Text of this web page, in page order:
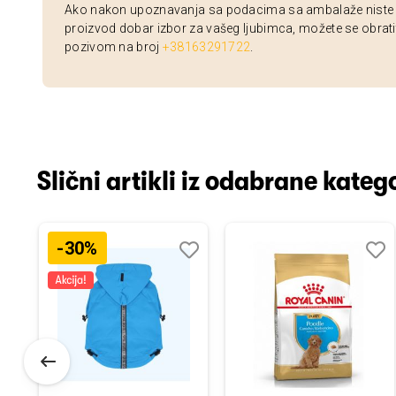
Ako nakon upoznavanja sa podacima sa ambalaže niste
proizvod dobar izbor za vašeg ljubimca, možete se
pozivom na broj +38163291722
Slični artikli iz odabrane
-30%